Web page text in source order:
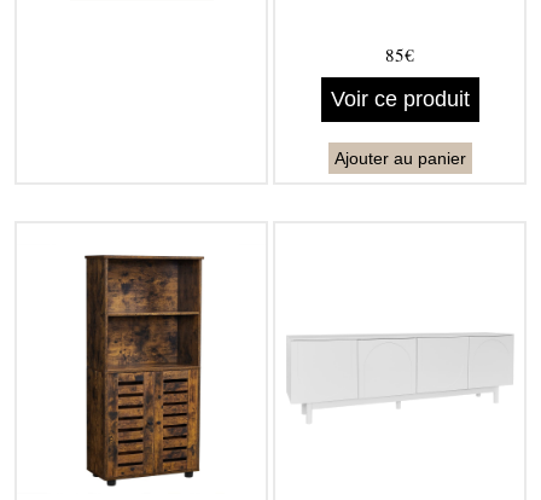
85€
Voir ce produit
Ajouter au panier